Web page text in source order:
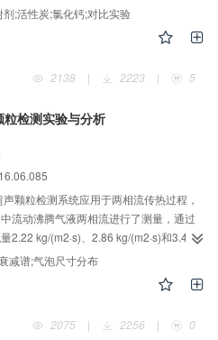
）吸附剂，针对固化吸附剂设计了无
蒸气驱动的吸附式制冷系统。通过实验
了吸附剂的传热性能、循环时间和蒸发/
结果表明：采用AC/ENG-TSA吸附剂，
到0.140，86.1 W/kg 和16.11 kW/m3；
能较传统的吸附剂有明显的提高。
;活性炭;氯化钙;对比实验
2138
| 2223 | 5
检测实验与分析
颗粒检测系统应用于两相流传热过程，
流动沸腾气液两相流进行了测量，通过
2.22 kg/(m2·s)、2.86 kg/(m2·s)和3.49
出口处的气泡尺寸分布和含气率（干
，随着加热功率的增大，同一超声频率
尺寸分布变宽；同一工况下，随着质量
度增大，带宽减小；超声检测系统测量
差较小，比较适用；干度增大，偏差增
减谱;气泡尺寸分布
2075
| 2256 | 0